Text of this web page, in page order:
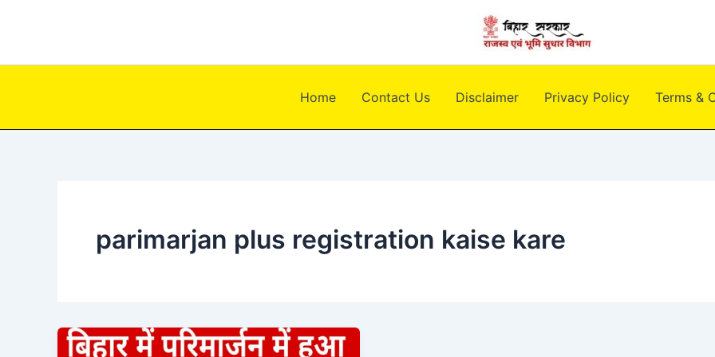
Home Contact Us Disclaimer Privacy Policy Terms &
parimarjan plus registration kaise kare